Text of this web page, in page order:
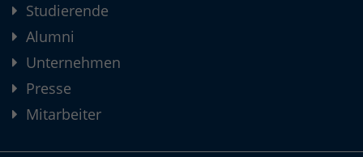
Studierende
Alumni
Unternehmen
Presse
Mitarbeiter